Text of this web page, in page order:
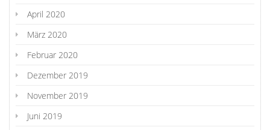
April 2020
März 2020
Februar 2020
Dezember 2019
November 2019
Juni 2019